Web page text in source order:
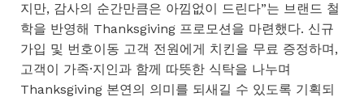
지만, 감사의 순간만큼은 아낌없이 드린다”는 브랜드 철
학을 반영해 Thanksgiving 프로모션을 마련했다. 신규
가입 및 번호이동 고객 전원에게 치킨을 무료 증정하며,
고객이 가족·지인과 함께 따뜻한 식탁을 나누며
Thanksgiving 본연의 의미를 되새길 수 있도록 기획되